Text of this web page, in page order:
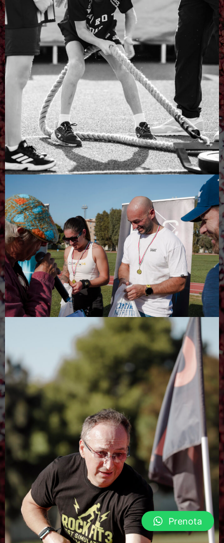
Prenota